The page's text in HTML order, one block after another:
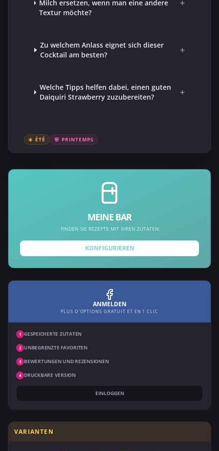
Milch ersetzen, wenn man eine andere
Textur möchte?
+
Zu welchem Anlass eignet sich dieser
Cocktail am besten?
+
Welche Tipps helfen dabei, einen guten
Daiquiri Strawberry zuzubereiten?
+
☀️ ÉTÉ 🌸 PRINTEMPS
MEINE BAR
FINDEN SIE REZEPTE MIT IHREN ZUTATEN
KONFIGURIEREN
ANMELDEN
PLUS D'OPTIONS GRATUIT ET EN 1 CLIC
1 GESPEICHERTE ZUTATEN
2 UNBEGRENZTE FAVORITEN
3 BEWERTUNGEN UND REZENSIONEN
4 DRUCKBARE VERSION
EINLOGGEN
VARIANTEN